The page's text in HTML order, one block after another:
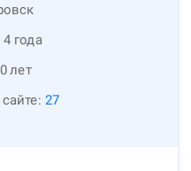
года
лет
27